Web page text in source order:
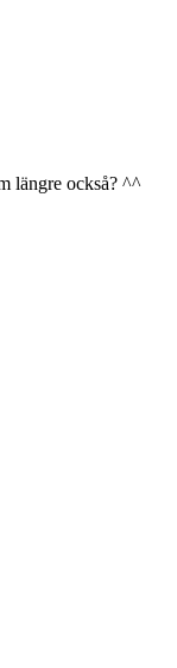
längre också? ^^